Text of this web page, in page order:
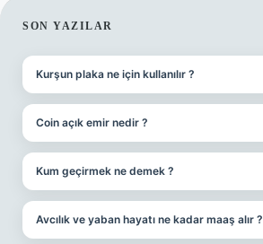
SIDEBAR
SON YAZILAR
Kurşun plaka ne için kullanılır ?
Coin açık emir nedir ?
Kum geçirmek ne demek ?
Avcılık ve yaban hayatı ne kadar maaş alır ?